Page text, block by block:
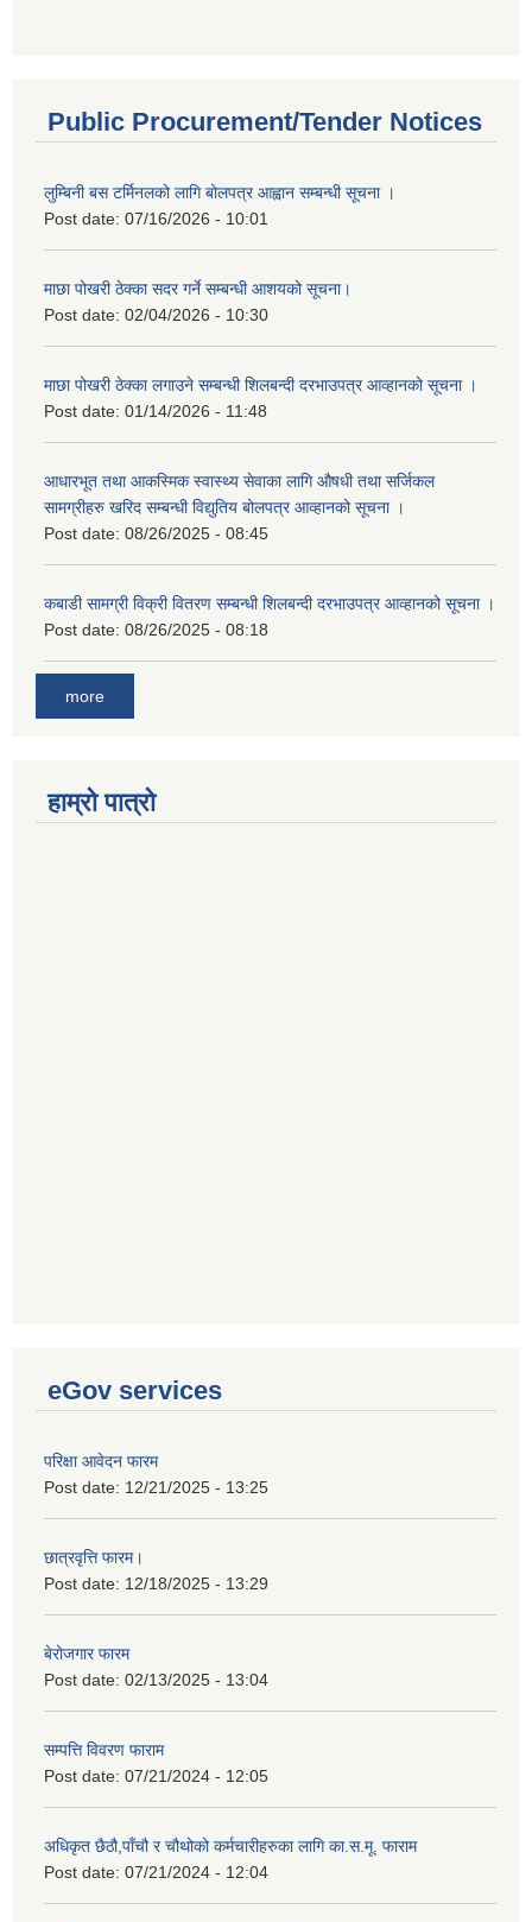
Public Procurement/Tender Notices
लुम्बिनी बस टर्मिनलको लागि बोलपत्र आह्वान सम्बन्धी सूचना ।
Post date: 07/16/2026 - 10:01
माछा पोखरी ठेक्का सदर गर्ने सम्बन्धी आशयको सूचना।
Post date: 02/04/2026 - 10:30
माछा पोखरी ठेक्का लगाउने सम्बन्धी शिलबन्दी दरभाउपत्र आव्हानको सूचना ।
Post date: 01/14/2026 - 11:48
आधारभूत तथा आकस्मिक स्वास्थ्य सेवाका लागि औषधी तथा सर्जिकल
सामग्रीहरु खरिद सम्बन्धी विद्युतिय बोलपत्र आव्हानको सूचना ।
Post date: 08/26/2025 - 08:45
कबाडी सामग्री विक्री वितरण सम्बन्धी शिलबन्दी दरभाउपत्र आव्हानको सूचना ।
Post date: 08/26/2025 - 08:18
more
हाम्रो पात्रो
eGov services
परिक्षा आवेदन फारम
Post date: 12/21/2025 - 13:25
छात्रवृत्ति फारम।
Post date: 12/18/2025 - 13:29
बेरोजगार फारम
Post date: 02/13/2025 - 13:04
सम्पत्ति विवरण फाराम
Post date: 07/21/2024 - 12:05
अधिकृत छैठौ,पाँचौ र चौथोको कर्मचारीहरुका लागि का.स.मू. फाराम
Post date: 07/21/2024 - 12:04